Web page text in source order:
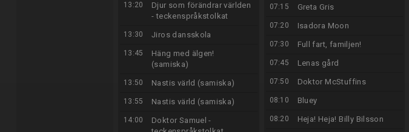
13:20
Djur som förändrar världen
- teckenspråkstolkat
13:30 Jiros dansskola
13:45
Häng med älgen!
(samiska)
13:50 Nastis värld (samiska)
13:55 Nastis värld (samiska)
14:00
Doktor Samuel -
07:15 Greta Gris
07:20 Isadora Moon
07:30 Full fart, familjen!
07:45 Lenas gård
07:50 Doktor McStuffins
08:10 Bluey
08:20 Heja! Heja! Billy Bilsson